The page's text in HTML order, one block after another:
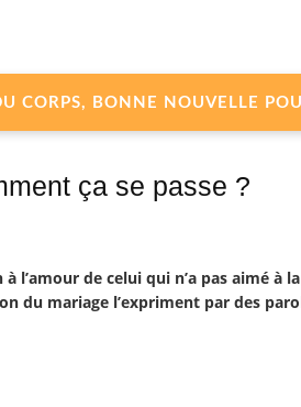
CORPS, BONNE NOUVELLE
ça se passe ?
l’amour de celui qui n’a pas aimé à la
du mariage l’expriment par des